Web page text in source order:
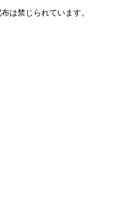
は禁じられています。